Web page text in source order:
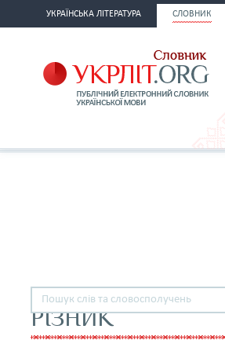
УКРАЇНСЬКА ЛІТЕРАТУРА СЛОВНИК
РІЗНИК